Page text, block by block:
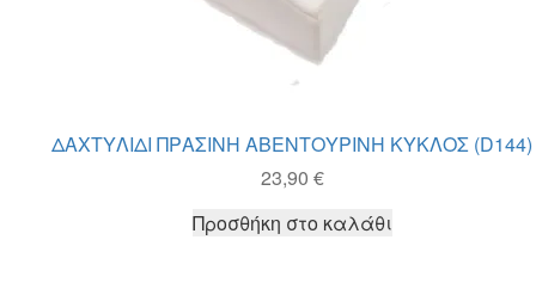
ΔΑΧΤΥΛΙΔΙ ΠΡΑΣΙΝΗ ΑΒΕΝΤΟΥΡΙΝΗ ΚΥΚΛΟΣ (D144)
23,90 €
Προσθήκη στο καλάθι